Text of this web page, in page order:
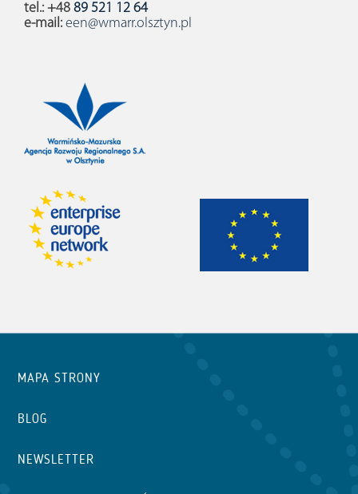
tel.: +48 89 521 12 64
e-mail: een@wmarr.olsztyn.pl
MAPA STRONY
BLOG
NEWSLETTER